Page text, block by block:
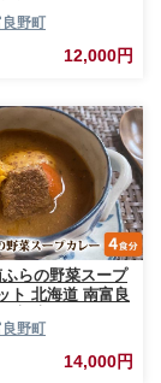
ズベリー ソース
糖 無農薬
野町
12,000円
らの野菜スープ
ト 北海道 南富良
ット 詰合せ 加
野町
14,000円